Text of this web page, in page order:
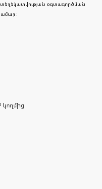
տեղեկատվության օգտագործման
կողմից